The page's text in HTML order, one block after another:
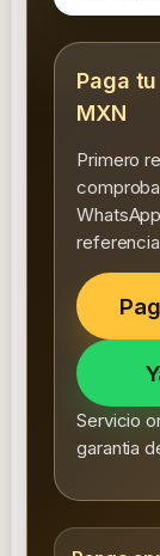
Paga
MXN
Primero
Servicio
garantia